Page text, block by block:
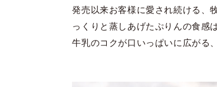
発売以来お客様に愛され続ける、
っくりと蒸しあげたぷりんの食感
牛乳のコクが口いっぱいに広がる